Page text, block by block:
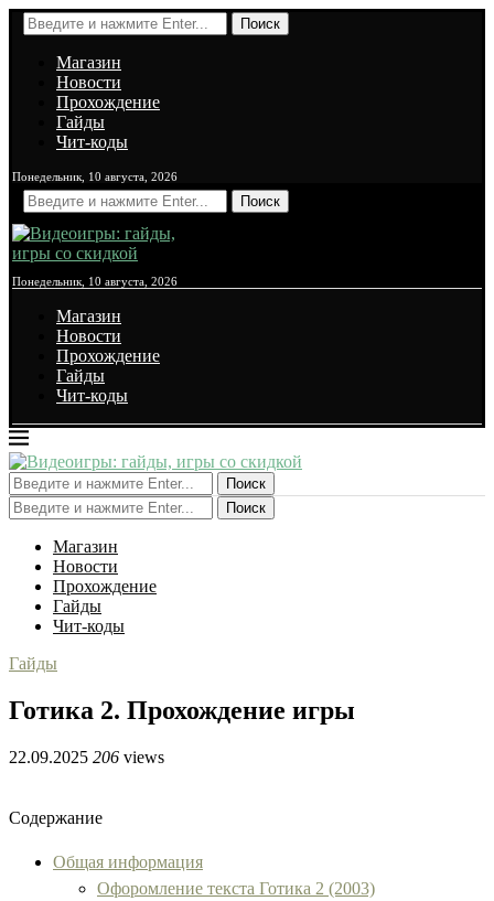
Поиск
Магазин
Новости
Прохождение
Гайды
Чит-коды
Понедельник, 10 августа, 2026
Поиск
Понедельник, 10 августа, 2026
Магазин
Новости
Прохождение
Гайды
Чит-коды
Поиск
Поиск
Магазин
Новости
Прохождение
Гайды
Чит-коды
Гайды
Готика 2. Прохождение игры
22.09.2025 206 views
Содержание
Общая информация
Офоромление текста Готика 2 (2003)